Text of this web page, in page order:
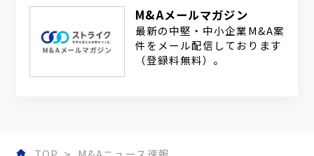
M&Aメールマガジン
最新の中堅・中小企業M&A案
件をメール配信しております
（登録料無料）。